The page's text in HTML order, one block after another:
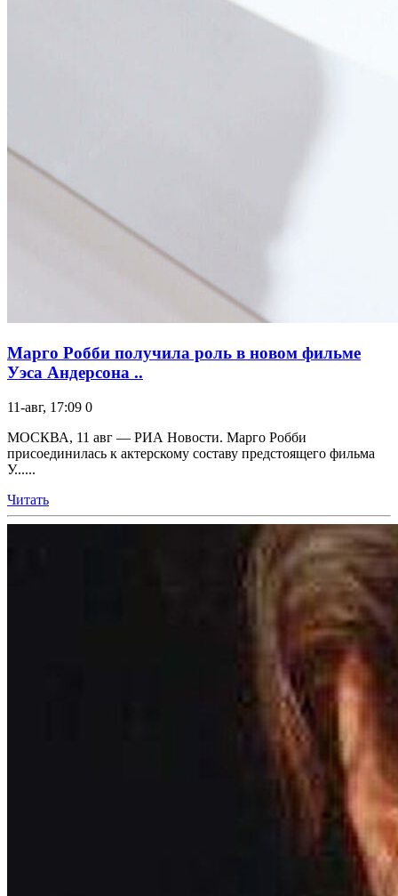
Марго Робби получила роль в новом фильме
Уэса Андерсона ..
11-авг, 17:09 0
МОСКВА, 11 авг — РИА Новости. Марго Робби
присоединилась к актерскому составу предстоящего фильма
У......
Читать